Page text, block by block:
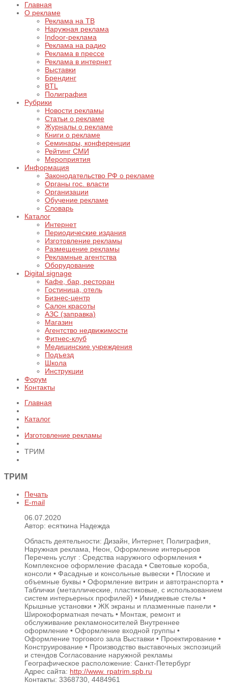
Главная
О рекламе
Реклама на ТВ
Наружная реклама
Indoor-реклама
Реклама на радио
Реклама в прессе
Реклама в интернет
Выставки
Брендинг
BTL
Полиграфия
Рубрики
Новости рекламы
Статьи о рекламе
Журналы о рекламе
Книги о рекламе
Семинары, конференции
Рейтинг СМИ
Мероприятия
Информация
Законодательство РФ о рекламе
Органы гос. власти
Организации
Обучение рекламе
Словарь
Каталог
Интернет
Периодические издания
Изготовление рекламы
Размещение рекламы
Рекламные агентства
Оборудование
Digital signage
Кафе, бар, ресторан
Гостиница, отель
Бизнес-центр
Салон красоты
АЗС (заправка)
Магазин
Агентство недвижимости
Фитнес-клуб
Медицинские учреждения
Подъезд
Школа
Инструкции
Форум
Контакты
Главная
Каталог
Изготовление рекламы
ТРИМ
ТРИМ
Печать
E-mail
06.07.2020
Автор: есяткина Надежда
Область деятельности: Дизайн, Интернет, Полиграфия,
Наружная реклама, Неон, Оформление интерьеров
Перечень услуг : Средства наружного оформления •
Комплексное оформление фасада • Световые короба,
консоли • Фасадные и консольные вывески • Плоские и
объемные буквы • Оформление витрин и автотранспорта •
Таблички (металлические, пластиковые, с использованием
систем интерьерных профилей) • Имиджевые стелы •
Крышные установки • ЖК экраны и плазменные панели •
Широкоформатная печать • Монтаж, ремонт и
обслуживание рекламоносителей Внутреннее
оформление • Оформление входной группы •
Оформление торгового зала Выставки • Проектирование •
Конструирование • Производство выставочных экспозиций
и стендов Согласование наружной рекламы
Географическое расположение: Санкт-Петербург
Адрес сайта: http://www. rpatrim.spb.ru
Контакты: 3368730, 4484961